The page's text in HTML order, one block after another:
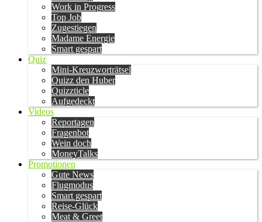
Work in Progress
Top Job
Zugestiegen
Madame Energie
Smart gespart
Quiz
Mini-Kreuzworträtsel
Quizz den Huber
Quizzticle
Aufgedeckt
Videos
Reportagen
Fragenbot
Wein doch
MoneyTalks
Promotionen
Gute News
Flugmodus
Smart gespart
Reise-Glück
Meat & Greet